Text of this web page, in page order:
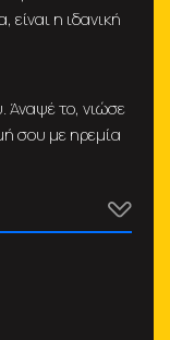
είναι η ιδανική
Άναψέ το, νιώσε
σου με ηρεμία